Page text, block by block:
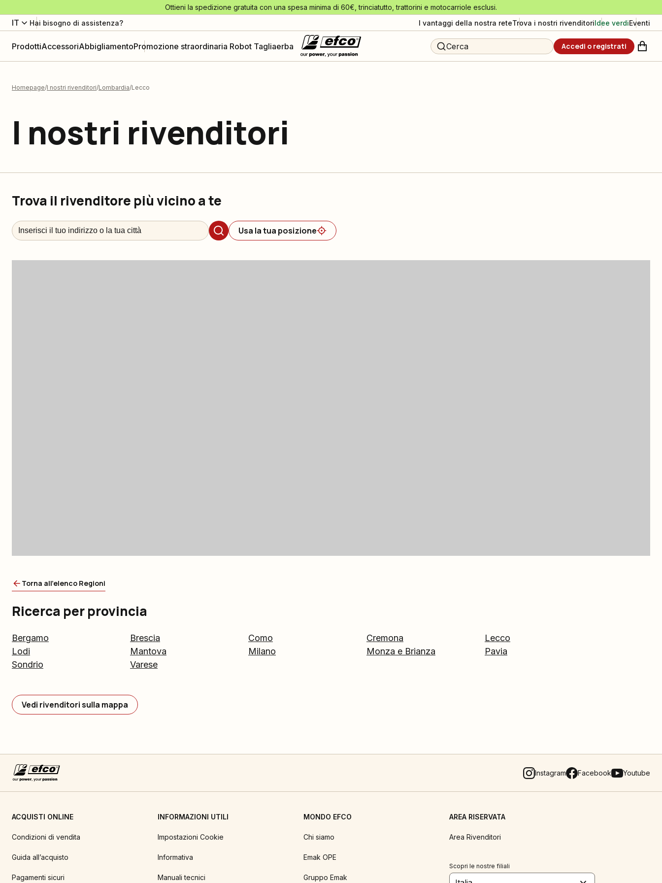
Ottieni la spedizione gratuita con una spesa minima di 60€, trinciatutto, trattorini e motocarriole esclusi.
IT Hai bisogno di assistenza? I vantaggi della nostra reteTrova i nostri rivenditoriIdee verdiEventi
ProdottiAccessoriAbbigliamentoPromozione straordinaria Robot Tagliaerba Cerca Accedi o registrati
Homepage I nostri rivenditori Lombardia Lecco
I nostri rivenditori
Trova il rivenditore più vicino a te
Usa la tua posizione
Torna all'elenco Regioni
Ricerca per provincia
Bergamo Brescia Como Cremona
Lecco
Lodi
Mantova Milano Monza e Brianza
Pavia
Sondrio
Varese
Vedi rivenditori sulla mappa
Instagram Facebook Youtube
ACQUISTI ONLINE
Condizioni di vendita
Guida all’acquisto
Pagamenti sicuri
INFORMAZIONI UTILI
Impostazioni Cookie
Informativa
Manuali tecnici
MONDO EFCO
Chi siamo
Emak OPE
Gruppo Emak
AREA RISERVATA
Area Rivenditori
Scopri le nostre filiali